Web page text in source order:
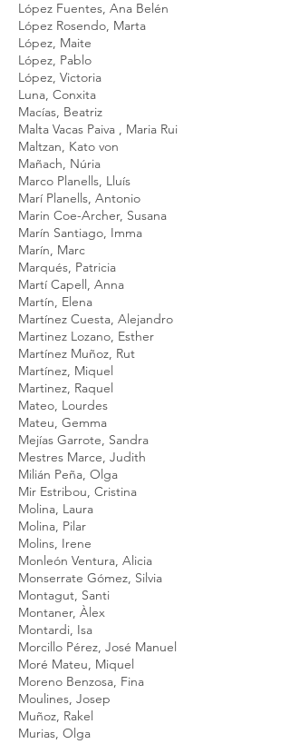
López Fuentes, Ana Belén
López Rosendo, Marta
López, Maite
López, Pablo
López, Victoria
Luna, Conxita
Macías, Beatriz
Malta Vacas Paiva , Maria Rui
Maltzan, Kato von
Mañach, Núria
Marco Planells, Lluís
Marí Planells, Antonio
Marin Coe-Archer, Susana
Marín Santiago, Imma
Marín, Marc
Marqués, Patricia
Martí Capell, Anna
Martín, Elena
Martínez Cuesta, Alejandro
Martinez Lozano, Esther
Martínez Muñoz, Rut
Martínez, Miquel
Martinez, Raquel
Mateo, Lourdes
Mateu, Gemma
Mejías Garrote, Sandra
Mestres Marce, Judith
Milián Peña, Olga
Mir Estribou, Cristina
Molina, Laura
Molina, Pilar
Molins, Irene
Monleón Ventura, Alicia
Monserrate Gómez, Silvia
Montagut, Santi
Montaner, Àlex
Montardi, Isa
Morcillo Pérez, José Manuel
Moré Mateu, Miquel
Moreno Benzosa, Fina
Moulines, Josep
Muñoz, Rakel
Murias, Olga